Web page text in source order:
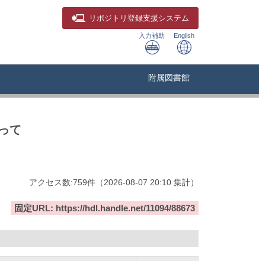
リポジトリ 登録支援システム
入力補助 English
附属図書館
て
アクセス数:759件 （2026-08-07 20:10 集計）
固定URL: https://hdl.handle.net/11094/88673